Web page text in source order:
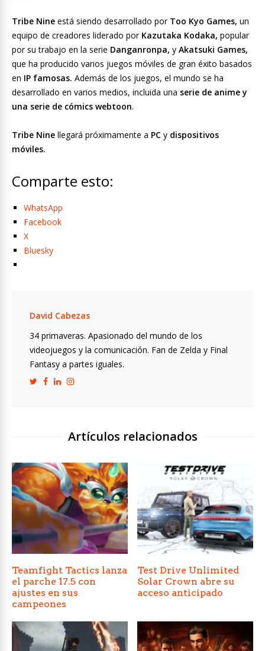
Tribe Nine está siendo desarrollado por Too Kyo Games, un
equipo de creadores liderado por Kazutaka Kodaka, popular
por su trabajo en la serie Danganronpa, y Akatsuki Games,
que ha producido varios juegos móviles de gran éxito basados
​​en IP famosas. Además de los juegos, el mundo se ha
desarrollado en varios medios, incluida una serie de anime y
una serie de cómics webtoon.
Tribe Nine llegará próximamente a PC y dispositivos
móviles.
Comparte esto:
WhatsApp
Facebook
X
Bluesky
David Cabezas
34 primaveras. Apasionado del mundo de los
videojuegos y la comunicación. Fan de Zelda y Final
Fantasy a partes iguales.
Artículos relacionados
Teamfight Tactics lanza
el parche 17.5 con
ajustes en sus
campeones
Test Drive Unlimited
Solar Crown abre su
acceso anticipado